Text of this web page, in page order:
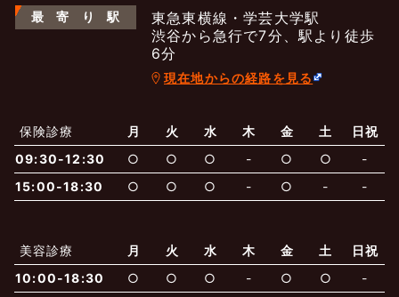
当院からのお知らせ
最新医療トピックス
はじめての方へ
医師の紹介
保険での診療
よくあるご質問
一般診療 美容診療
電話でのお問いあわせ
最 寄 り 駅
東急東横線・学芸大学駅
渋谷から急行で7分、駅より徒歩
6分
現在地からの経路を見る
保険診療 月 火 水 木 金 土
日祝
09:30-12:30
○ ○ ○ - ○ ○
-
15:00-18:30
○ ○ ○ - ○ - -
美容診療 月 火 水 木 金 土
日祝
10:00-18:30
○ ○ ○ - ○ ○ -